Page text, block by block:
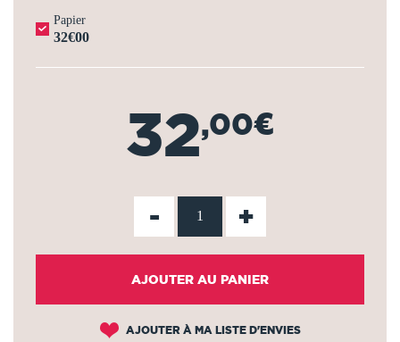
Papier
32€00
32,00€
- +
AJOUTER AU PANIER
AJOUTER À MA LISTE D'ENVIES